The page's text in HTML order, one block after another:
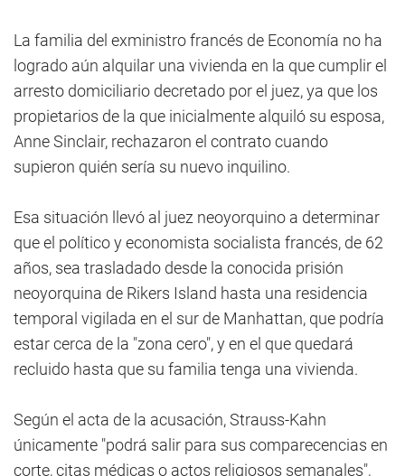
La familia del exministro francés de Economía no ha
logrado aún alquilar una vivienda en la que cumplir el
arresto domiciliario decretado por el juez, ya que los
propietarios de la que inicialmente alquiló su esposa,
Anne Sinclair, rechazaron el contrato cuando
supieron quién sería su nuevo inquilino.
Esa situación llevó al juez neoyorquino a determinar
que el político y economista socialista francés, de 62
años, sea trasladado desde la conocida prisión
neoyorquina de Rikers Island hasta una residencia
temporal vigilada en el sur de Manhattan, que podría
estar cerca de la "zona cero", y en el que quedará
recluido hasta que su familia tenga una vivienda.
Según el acta de la acusación, Strauss-Kahn
únicamente "podrá salir para sus comparecencias en
corte, citas médicas o actos religiosos semanales",